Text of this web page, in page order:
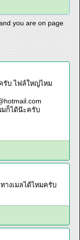
you are on page
รับ ไฟล์ใหญ่ไหม
มก็ได้น๊ะครับ
างเมลได้ไหมครับ